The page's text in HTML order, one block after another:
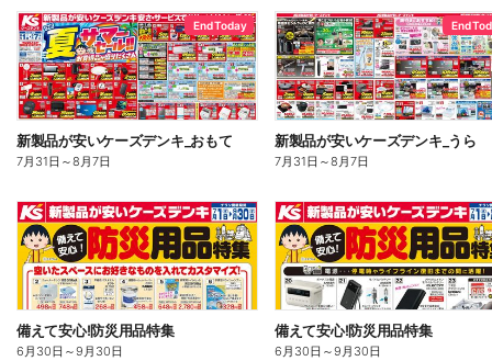
End Today
新製品が安いケーズデンキ_おもて
7月31日 ～8月7日
End
新製品が安いケーズデンキ_うら
7月31日 ～8月7日
備えて安心!防災用品特集
6月30日 ～9月30日
備えて安心!防災用品特集
6月30日 ～9月30日